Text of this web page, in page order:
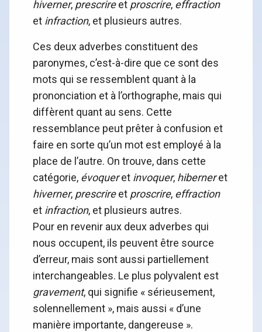
hiverner, prescrireet proscrire, effraction
et infraction, et plusieurs autres.
Ces deux adverbes constituent des
paronymes, c’est-à-dire que ce sont des
mots qui se ressemblent quant à la
prononciation et à l’orthographe, mais qui
diffèrent quant au sens. Cette
ressemblance peut prêter à confusion et
faire en sorte qu’un mot est employé à la
place de l’autre. On trouve, dans cette
catégorie, évoqueret invoquer, hiberneret
hiverner, prescrireet proscrire, effraction
et infraction, et plusieurs autres.
Pour en revenir aux deux adverbes qui
nous occupent, ils peuvent être source
d’erreur, mais sont aussi partiellement
interchangeables. Le plus polyvalent est
gravement, qui signifie « sérieusement,
solennellement », mais aussi « d’une
manière importante, dangereuse ».